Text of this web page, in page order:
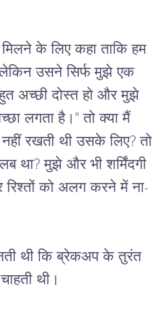
के लिए कहा ताकि हम
उसने सिर्फ मुझे एक
अच्छी दोस्त हो और मुझे
लगता है।" तो क्या मैं
रखती थी उसके लिए? तो
था? मुझे और भी शर्मिंदगी
को अलग करने में ना-
थी कि ब्रेकअप के तुरंत
थी।